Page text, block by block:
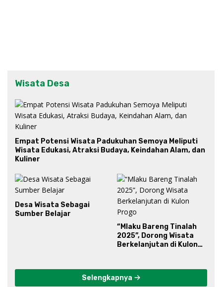
Wisata Desa
Empat Potensi Wisata Padukuhan Semoya Meliputi
Wisata Edukasi, Atraksi Budaya, Keindahan Alam, dan
Kuliner
Desa Wisata Sebagai
Sumber Belajar
“Mlaku Bareng Tinalah
2025”, Dorong Wisata
Berkelanjutan di Kulon
Selengkapnya